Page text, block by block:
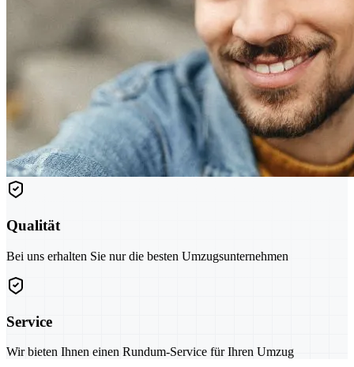
Qualität
Bei uns erhalten Sie nur die besten Umzugsunternehmen
Service
Wir bieten Ihnen einen Rundum-Service für Ihren Umzug